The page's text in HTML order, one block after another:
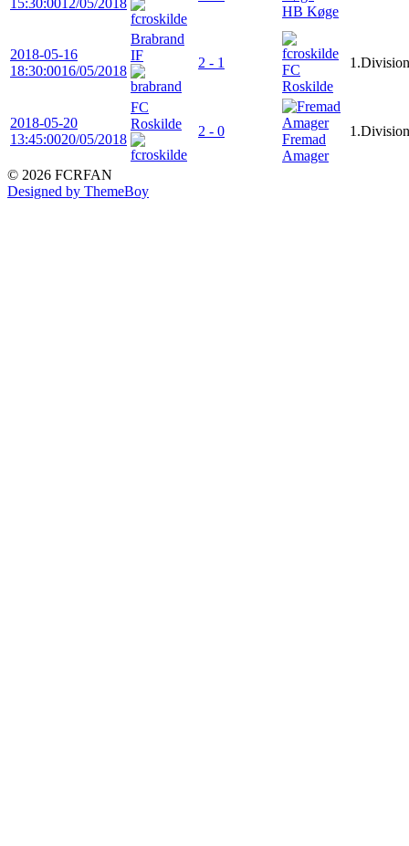
HB Køge
2018-05-16
18:30:0016/05/2018
Brabrand
IF
2 - 1
FC
Roskilde
1.Division
2018-05-20
13:45:0020/05/2018
FC
Roskilde
2 - 0
Fremad
Amager
1.Division
© 2026 FCRFAN
Designed by ThemeBoy